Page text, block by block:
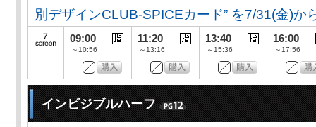
別デザインCLUB-SPICEカード” を7/31(金)か
09:00
～10:56
11:20
～13:16
13:40
～15:36
16:00
～17:56
インビジブルハーフ